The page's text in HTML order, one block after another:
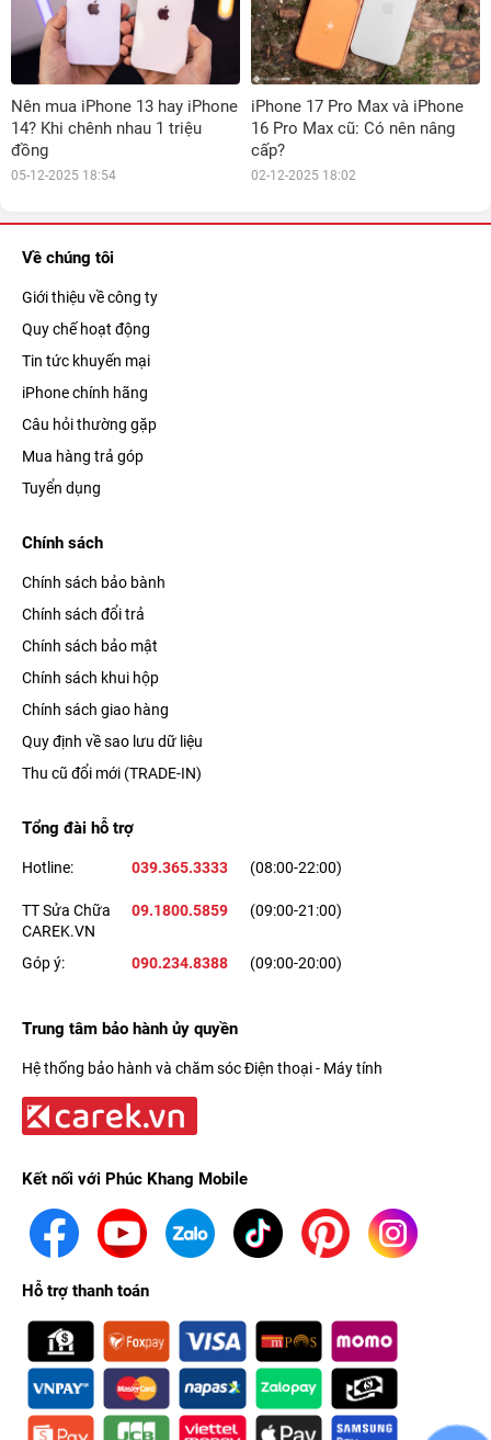
Nên mua iPhone 13 hay iPhone
14? Khi chênh nhau 1 triệu
đồng
05-12-2025 18:54
iPhone 17 Pro Max và iPhone
16 Pro Max cũ: Có nên nâng
cấp?
02-12-2025 18:02
Về chúng tôi
Giới thiệu về công ty
Quy chế hoạt động
Tin tức khuyến mại
iPhone chính hãng
Câu hỏi thường gặp
Mua hàng trả góp
Tuyển dụng
Chính sách
Chính sách bảo bành
Chính sách đổi trả
Chính sách bảo mật
Chính sách khui hộp
Chính sách giao hàng
Quy định về sao lưu dữ liệu
Thu cũ đổi mới (TRADE-IN)
Tổng đài hỗ trợ
Hotline: 039.365.3333 (08:00-22:00)
TT Sửa Chữa
CAREK.VN
09.1800.5859 (09:00-21:00)
Góp ý: 090.234.8388 (09:00-20:00)
Trung tâm bảo hành ủy quyền
Hệ thống bảo hành và chăm sóc Điện thoại - Máy tính
Kết nối với Phúc Khang Mobile
Hỗ trợ thanh toán